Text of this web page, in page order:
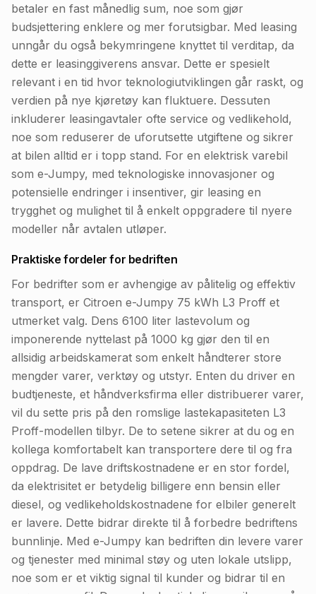
betaler en fast månedlig sum, noe som gjør
budsjettering enklere og mer forutsigbar. Med leasing
unngår du også bekymringene knyttet til verditap, da
dette er leasinggiverens ansvar. Dette er spesielt
relevant i en tid hvor teknologiutviklingen går raskt, og
verdien på nye kjøretøy kan fluktuere. Dessuten
inkluderer leasingavtaler ofte service og vedlikehold,
noe som reduserer de uforutsette utgiftene og sikrer
at bilen alltid er i topp stand. For en elektrisk varebil
som e-Jumpy, med teknologiske innovasjoner og
potensielle endringer i insentiver, gir leasing en
trygghet og mulighet til å enkelt oppgradere til nyere
modeller når avtalen utløper.
Praktiske fordeler for bedriften
For bedrifter som er avhengige av pålitelig og effektiv
transport, er Citroen e-Jumpy 75 kWh L3 Proff et
utmerket valg. Dens 6100 liter lastevolum og
imponerende nyttelast på 1000 kg gjør den til en
allsidig arbeidskamerat som enkelt håndterer store
mengder varer, verktøy og utstyr. Enten du driver en
budtjeneste, et håndverksfirma eller distribuerer varer,
vil du sette pris på den romslige lastekapasiteten L3
Proff-modellen tilbyr. De to setene sikrer at du og en
kollega komfortabelt kan transportere dere til og fra
oppdrag. De lave driftskostnadene er en stor fordel,
da elektrisitet er betydelig billigere enn bensin eller
diesel, og vedlikeholdskostnadene for elbiler generelt
er lavere. Dette bidrar direkte til å forbedre bedriftens
bunnlinje. Med e-Jumpy kan bedriften din levere varer
og tjenester med minimal støy og uten lokale utslipp,
noe som er et viktig signal til kunder og bidrar til en